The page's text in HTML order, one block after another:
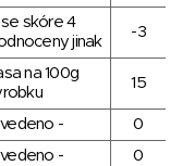
skóre 4
jinak
-3
na 100g
15
-
0
- 0